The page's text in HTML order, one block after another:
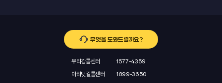
무엇을 도와드릴까요?
우리강콜센터
1577-4359
아라뱃길콜센터
1899-3650